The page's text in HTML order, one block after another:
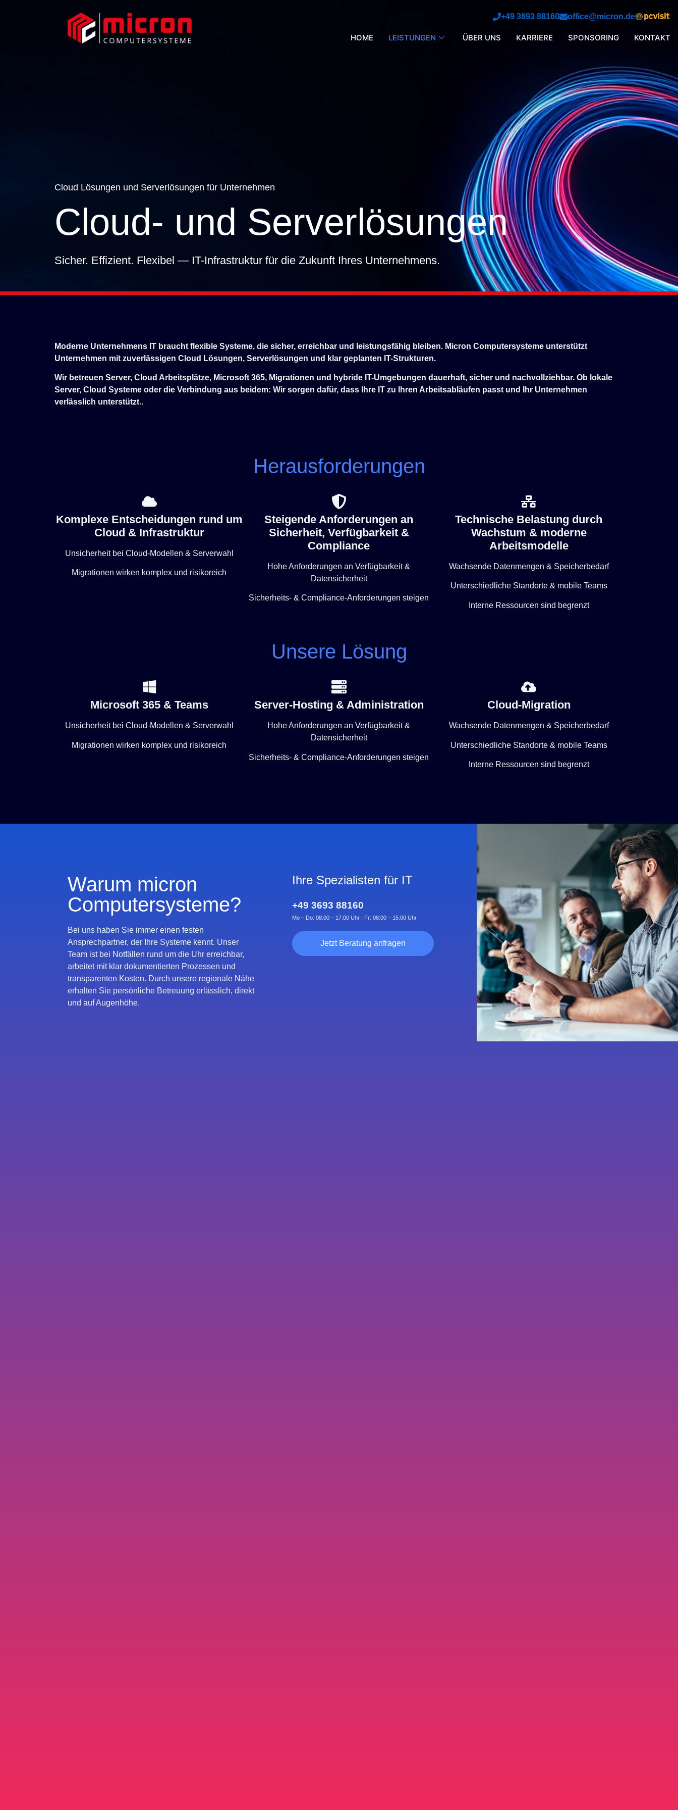
+49 3693 88160 office@micron.de
HOME LEISTUNGEN ÜBER UNS KARRIERE SPONSORING KONTAKT
Cloud Lösungen und Serverlösungen für Unternehmen
Cloud- und Serverlösungen
Sicher. Effizient. Flexibel — IT-Infrastruktur für die Zukunft Ihres Unternehmens.
Moderne Unternehmens IT braucht flexible Systeme, die sicher, erreichbar und leistungsfähig bleiben. Micron Computersysteme unterstützt
Unternehmen mit zuverlässigen Cloud Lösungen, Serverlösungen und klar geplanten IT-Strukturen.
Wir betreuen Server, Cloud Arbeitsplätze, Microsoft 365, Migrationen und hybride IT-Umgebungen dauerhaft, sicher und nachvollziehbar. Ob lokale
Server, Cloud Systeme oder die Verbindung aus beidem: Wir sorgen dafür, dass Ihre IT zu Ihren Arbeitsabläufen passt und Ihr Unternehmen
verlässlich unterstützt..
Herausforderungen
Komplexe Entscheidungen rund um
Cloud & Infrastruktur
Unsicherheit bei Cloud-Modellen & Serverwahl
Migrationen wirken komplex und risikoreich
Steigende Anforderungen an
Sicherheit, Verfügbarkeit &
Compliance
Hohe Anforderungen an Verfügbarkeit &
Datensicherheit
Sicherheits- & Compliance-Anforderungen steigen
Technische Belastung durch
Wachstum & moderne
Arbeitsmodelle
Wachsende Datenmengen & Speicherbedarf
Unterschiedliche Standorte & mobile Teams
Interne Ressourcen sind begrenzt
Unsere Lösung
Microsoft 365 & Teams
Unsicherheit bei Cloud-Modellen & Serverwahl
Migrationen wirken komplex und risikoreich
Server-Hosting & Administration
Hohe Anforderungen an Verfügbarkeit &
Datensicherheit
Sicherheits- & Compliance-Anforderungen steigen
Cloud-Migration
Wachsende Datenmengen & Speicherbedarf
Unterschiedliche Standorte & mobile Teams
Interne Ressourcen sind begrenzt
Warum micron
Computersysteme?
Bei uns haben Sie immer einen festen
Ansprechpartner, der Ihre Systeme kennt. Unser
Team ist bei Notfällen rund um die Uhr erreichbar,
arbeitet mit klar dokumentierten Prozessen und
transparenten Kosten. Durch unsere regionale Nähe
erhalten Sie persönliche Betreuung erlässlich, direkt
und auf Augenhöhe.
Ihre Spezialisten für IT
+49 3693 88160
Mo – Do: 08:00 – 17:00 Uhr | Fr: 08:00 – 15:00 Uhr
Jetzt Beratung anfragen